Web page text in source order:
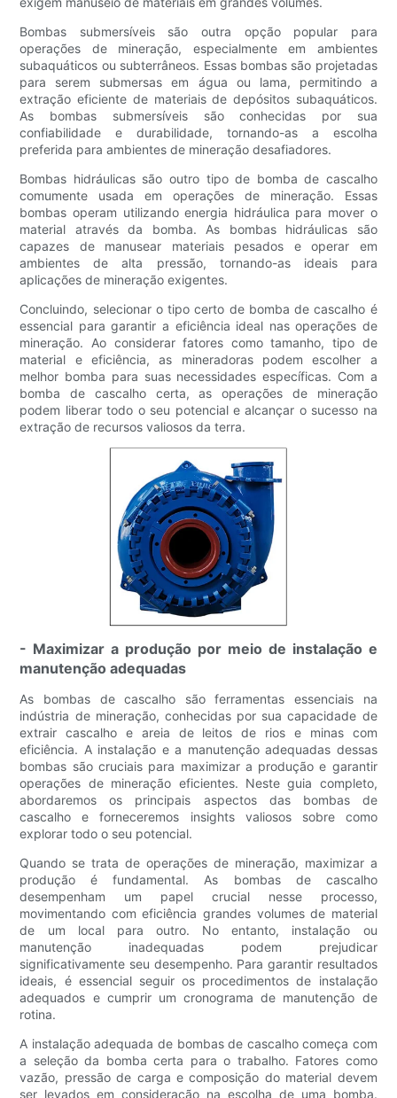
Bombas submersíveis são outra opção popular para
operações de mineração, especialmente em ambientes
subaquáticos ou subterrâneos. Essas bombas são projetadas
para serem submersas em água ou lama, permitindo a
extração eficiente de materiais de depósitos subaquáticos.
As bombas submersíveis são conhecidas por sua
confiabilidade e durabilidade, tornando-as a escolha
preferida para ambientes de mineração desafiadores.
Bombas hidráulicas são outro tipo de bomba de cascalho
comumente usada em operações de mineração. Essas
bombas operam utilizando energia hidráulica para mover o
material através da bomba. As bombas hidráulicas são
capazes de manusear materiais pesados ​​e operar em
ambientes de alta pressão, tornando-as ideais para
aplicações de mineração exigentes.
Concluindo, selecionar o tipo certo de bomba de cascalho é
essencial para garantir a eficiência ideal nas operações de
mineração. Ao considerar fatores como tamanho, tipo de
material e eficiência, as mineradoras podem escolher a
melhor bomba para suas necessidades específicas. Com a
bomba de cascalho certa, as operações de mineração
podem liberar todo o seu potencial e alcançar o sucesso na
extração de recursos valiosos da terra.
- Maximizar a produção por meio de instalação e
manutenção adequadas
As bombas de cascalho são ferramentas essenciais na
indústria de mineração, conhecidas por sua capacidade de
extrair cascalho e areia de leitos de rios e minas com
eficiência. A instalação e a manutenção adequadas dessas
bombas são cruciais para maximizar a produção e garantir
operações de mineração eficientes. Neste guia completo,
abordaremos os principais aspectos das bombas de
cascalho e forneceremos insights valiosos sobre como
explorar todo o seu potencial.
Quando se trata de operações de mineração, maximizar a
produção é fundamental. As bombas de cascalho
desempenham um papel crucial nesse processo,
movimentando com eficiência grandes volumes de material
de um local para outro. No entanto, instalação ou
manutenção inadequadas podem prejudicar
significativamente seu desempenho. Para garantir resultados
ideais, é essencial seguir os procedimentos de instalação
adequados e cumprir um cronograma de manutenção de
rotina.
A instalação adequada de bombas de cascalho começa com
a seleção da bomba certa para o trabalho. Fatores como
vazão, pressão de carga e composição do material devem
ser levados em consideração na escolha de uma bomba.